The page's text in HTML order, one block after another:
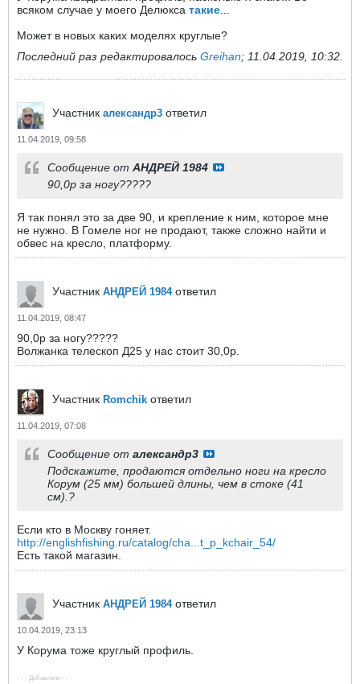
всяком случае у моего Делюкса такие
Может в новых каких моделях круглые?
Последний раз редактировалось Greihan; 11.04.2019, 10:32
Участник александр3 ответил
11.04.2019, 09:58
Сообщение от АНДРЕЙ 1984
90,0р за ногу?????
Я так понял это за две 90, и крепление к ним, которое мне
не нужно. В Гомеле ног не продают, также сложно найти и
обвес на кресло, платформу.
Участник АНДРЕЙ 1984ответил
11.04.2019, 08:47
90,0р за ногу?????
Волжанка телескоп Д25 у нас стоит 30,0р.
Участник Romchik ответил
11.04.2019, 07:08
Сообщение от александр3
Подскажите, продаются отдельно ноги на кресло
Корум (25 мм) большей длины, чем в стоке (41
см).?
Если кто в Москву гоняет.
http://englishfishing.ru/catalog/cha...t_p_kchair_54/
Есть такой магазин.
Участник АНДРЕЙ 1984ответил
10.04.2019, 23:13
У Корума тоже круглый профиль.
- - - Добавлено - - -